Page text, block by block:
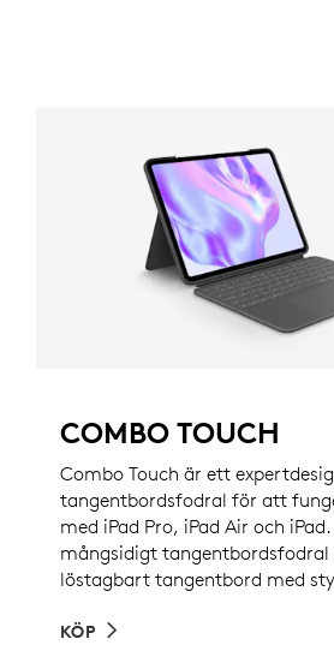
COMBO TOUCH
Combo Touch är ett
tangentbordsfodral för att
med iPad Pro, iPad Air och
mångsidigt
löstagbart tangentbord med
KÖP